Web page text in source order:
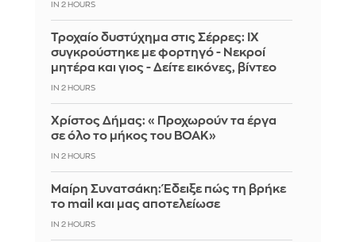
IN 2 HOURS
Τροχαίο δυστύχημα στις Σέρρες: ΙΧ
συγκρούστηκε με φορτηγό - Νεκροί
μητέρα και γιος - Δείτε εικόνες, βίντεο
IN 2 HOURS
Χρίστος Δήμας: «Προχωρούν τα έργα
σε όλο το μήκος του ΒΟΑΚ»
IN 2 HOURS
Μαίρη Συνατσάκη: Έδειξε πώς τη βρήκε
το mail και μας αποτελείωσε
IN 2 HOURS